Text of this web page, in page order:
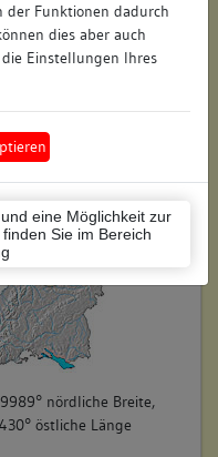
der Funktionen dadurch
dies aber auch
Einstellungen Ihres
eine Möglichkeit zur
Sie im Bereich
(Landkreis)
keine
keiner
nördliche Breite,
östliche Länge